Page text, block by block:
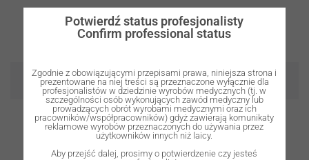
OUT OF STOCK OUT OF STOCK
Potwierdź status profesjonalisty
Confirm professional status
Zgodnie z obowiązującymi przepisami prawa, niniejsza strona i
prezentowane na niej treści są przeznaczone wyłącznie dla
profesjonalistów w dziedzinie wyrobów medycznych (tj. w
szczególności osób wykonujących zawód medyczny lub
prowadzących obrót wyrobami medycznymi oraz ich
pracowników/współpracowników) gdyż zawierają komunikaty
reklamowe wyrobów przeznaczonych do używania przez
użytkowników innych niż laicy.
Aby przejść dalej, prosimy o potwierdzenie czy jesteś